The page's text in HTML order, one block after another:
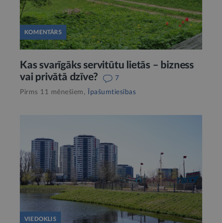
KOMENTĀRS
Kas svarīgāks servitūtu lietās – bizness
vai privātā dzīve?
7
Pirms 11 mēnešiem,
Īpašumtiesības
VIEDOKLIS